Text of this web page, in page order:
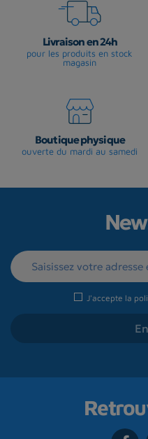
Livraison en 24h
pour les produits en stock
magasin
Boutique physique
ouverte du mardi au samedi
J'accepte la